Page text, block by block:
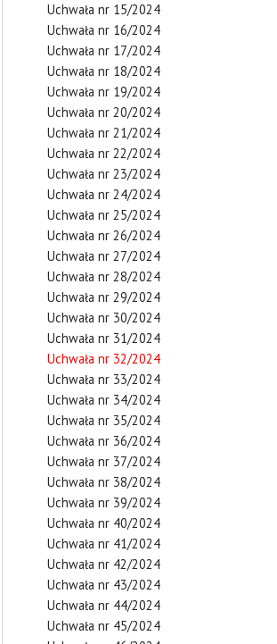
Uchwała nr 15/2024
Uchwała nr 16/2024
Uchwała nr 17/2024
Uchwała nr 18/2024
Uchwała nr 19/2024
Uchwała nr 20/2024
Uchwała nr 21/2024
Uchwała nr 22/2024
Uchwała nr 23/2024
Uchwała nr 24/2024
Uchwała nr 25/2024
Uchwała nr 26/2024
Uchwała nr 27/2024
Uchwała nr 28/2024
Uchwała nr 29/2024
Uchwała nr 30/2024
Uchwała nr 31/2024
Uchwała nr 32/2024
Uchwała nr 33/2024
Uchwała nr 34/2024
Uchwała nr 35/2024
Uchwała nr 36/2024
Uchwała nr 37/2024
Uchwała nr 38/2024
Uchwała nr 39/2024
Uchwała nr 40/2024
Uchwała nr 41/2024
Uchwała nr 42/2024
Uchwała nr 43/2024
Uchwała nr 44/2024
Uchwała nr 45/2024